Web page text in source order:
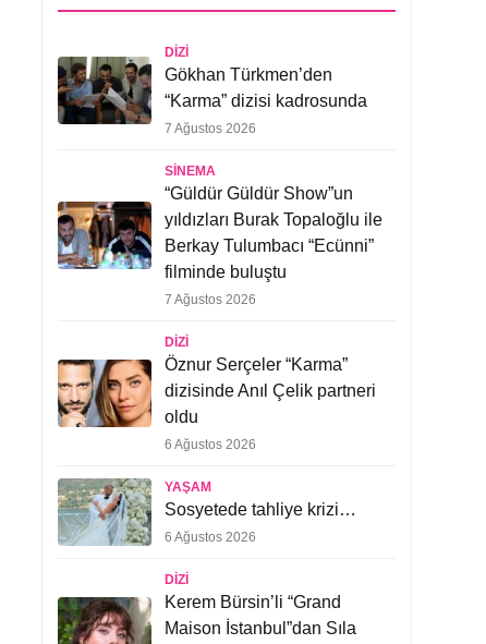
DIZI
Gökhan Türkmen’den
“Karma” dizisi kadrosunda
7 Ağustos 2026
SINEMA
“Güldür Güldür Show”un
yıldızları Burak Topaloğlu ile
Berkay Tulumbacı “Ecünni”
filminde buluştu
7 Ağustos 2026
DIZI
Öznur Serçeler “Karma”
dizisinde Anıl Çelik partneri
oldu
6 Ağustos 2026
YAŞAM
Sosyetede tahliye krizi…
6 Ağustos 2026
DIZI
Kerem Bürsin’li “Grand
Maison İstanbul”dan Sıla